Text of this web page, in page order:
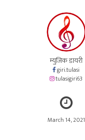
म्युजिक डायरी
giri.tulasi
tulasigiri63
March 14, 2021